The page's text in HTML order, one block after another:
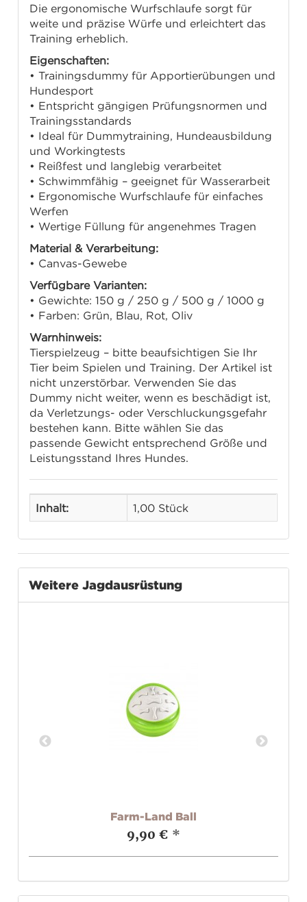
Die ergonomische Wurfschlaufe sorgt für
weite und präzise Würfe und erleichtert das
Training erheblich.
Eigenschaften:
• Trainingsdummy für Apportierübungen und
Hundesport
• Entspricht gängigen Prüfungsnormen und
Trainingsstandards
• Ideal für Dummytraining, Hundeausbildung
und Workingtests
• Reißfest und langlebig verarbeitet
• Schwimmfähig – geeignet für Wasserarbeit
• Ergonomische Wurfschlaufe für einfaches
Werfen
• Wertige Füllung für angenehmes Tragen
Material & Verarbeitung:
• Canvas-Gewebe
Verfügbare Varianten:
• Gewichte: 150 g / 250 g / 500 g / 1000 g
• Farben: Grün, Blau, Rot, Oliv
Warnhinweis:
Tierspielzeug – bitte beaufsichtigen Sie Ihr
Tier beim Spielen und Training. Der Artikel ist
nicht unzerstörbar. Verwenden Sie das
Dummy nicht weiter, wenn es beschädigt ist,
da Verletzungs- oder Verschluckungsgefahr
bestehen kann. Bitte wählen Sie das
passende Gewicht entsprechend Größe und
Leistungsstand Ihres Hundes.
Inhalt: 1,00 Stück
Weitere Jagdausrüstung
Farm-Land Ball
9,90 € *